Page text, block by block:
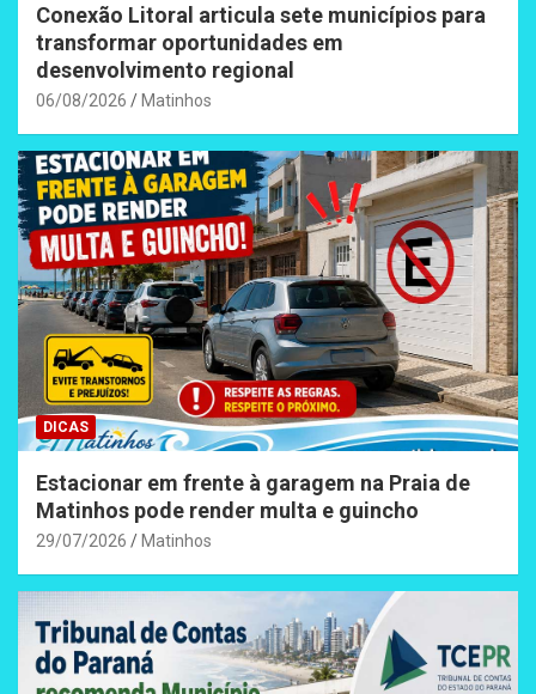
Conexão Litoral articula sete municípios para
transformar oportunidades em
desenvolvimento regional
06/08/2026 Matinhos
DICAS
Estacionar em frente à garagem na Praia de
Matinhos pode render multa e guincho
29/07/2026 Matinhos